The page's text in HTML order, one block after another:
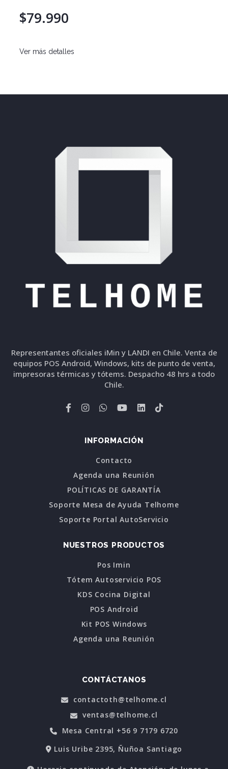
$79.990
Ver más detalles
Representantes oficiales iMin y LANDI en Chile. Venta de
equipos POS Android, Windows, kits de punto de venta,
impresoras térmicas y tótems. Despacho 48 hrs a todo
Chile.
INFORMACIÓN
Contacto
Agenda una Reunión
POLÍTICAS DE GARANTÍA
Soporte Mesa de Ayuda Telhome
Soporte Portal AutoServicio
NUESTROS PRODUCTOS
Pos Imin
Tótem Autoservicio POS
KDS Cocina Digital
POS Android
Kit POS Windows
Agenda una Reunión
CONTÁCTANOS
contactoth@telhome.cl
ventas@telhome.cl
Mesa Central +56 9 7179 6720
Luis Uribe 2395, Ñuñoa Santiago